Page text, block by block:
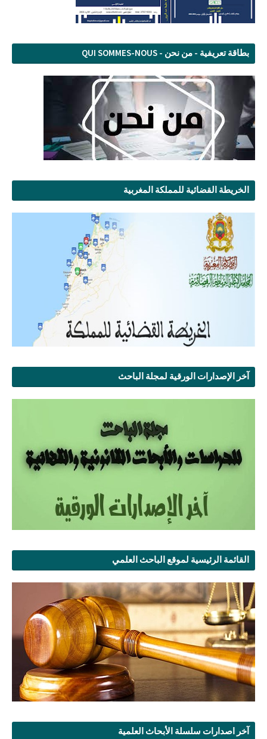
بطاقة تعريفية - من نحن - QUI SOMMES-NOUS
الخريطة القضائية للمملكة المغربية
آخر الإصدارات الورقية لمجلة الباحث
القائمة الرئيسية لموقع الباحث العلمي
آخر اصدارات سلسلة الأبحاث العلمية